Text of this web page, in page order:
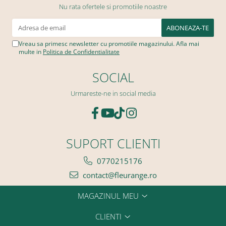
Nu rata ofertele si promotiile noastre
Vreau sa primesc newsletter cu promotiile magazinului. Afla mai
multe in Politica de Confidentialitate
SOCIAL
Urmareste-ne in social media
SUPORT CLIENTI
0770215176
contact@fleurange.ro
MAGAZINUL MEU
CLIENTI